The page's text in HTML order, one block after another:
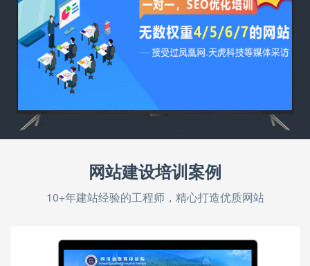
网站建设培训案例
10+年建站经验的工程师，精心打造优质网站